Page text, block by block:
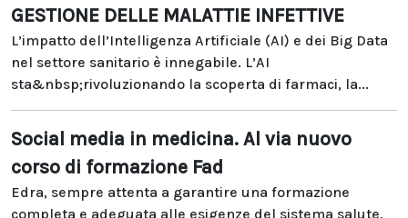
GESTIONE DELLE MALATTIE INFETTIVE
L’impatto dell’Intelligenza Artificiale (AI) e dei Big Data
nel settore sanitario è innegabile. L’AI
sta&nbsp;rivoluzionando la scoperta di farmaci, la...
Social media in medicina. Al via nuovo
corso di formazione Fad
Edra, sempre attenta a garantire una formazione
completa e adeguata alle esigenze del sistema salute,